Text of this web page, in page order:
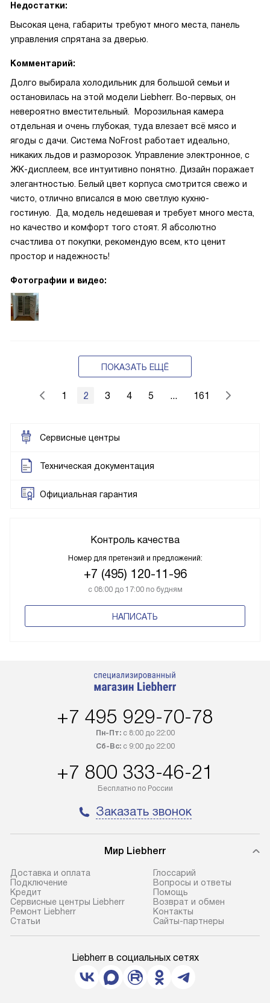
Недостатки:
Высокая цена, габариты требуют много места, панель
управления спрятана за дверью.
Комментарий:
Долго выбирала холодильник для большой семьи и
остановилась на этой модели Liebherr. Во-первых, он
невероятно вместительный. Морозильная камера
отдельная и очень глубокая, туда влезает всё мясо и
ягоды с дачи. Система NoFrost работает идеально,
никаких льдов и разморозок. Управление электронное, с
ЖК-дисплеем, все интуитивно понятно. Дизайн поражает
элегантностью. Белый цвет корпуса смотрится свежо и
чисто, отлично вписался в мою светлую кухню-
гостиную. Да, модель недешевая и требует много места,
но качество и комфорт того стоят. Я абсолютно
счастлива от покупки, рекомендую всем, кто ценит
простор и надежность!
Фотографии и видео:
ПОКАЗАТЬ ЕЩЁ
1 2 3 4 5 ... 161
Сервисные центры
Техническая документация
Официальная гарантия
Контроль качества
Номер для претензий и предложений:
+7 (495) 120-11-96
с 08:00 до 17:00 по будням
НАПИСАТЬ
+7 495 929-70-78
Пн-Пт:с 8:00 до 22:00
Сб-Вс:с 9:00 до 22:00
+7 800 333-46-21
Бесплатно по России
Заказать звонок
Мир Liebherr
Доставка и оплата
Подключение
Кредит
Сервисные центры Liebherr
Ремонт Liebherr
Cтатьи
Глоссарий
Вопросы и ответы
Помощь
Возврат и обмен
Контакты
Сайты-партнеры
Liebherr в социальных сетях